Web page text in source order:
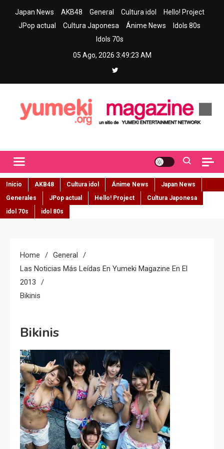
Japan News AKB48 General Cultura idol
Hello! Project
JPop actual
Cultura Japonesa Ánime News
Idols 80s
Idols 70s
05 Ago, 2026 3:49:24 AM
Inicio AKB48 Cultura idol Ánime News
Japan News
Generales
JPop actual Hello! Project
Cultura Japonesa
idol 70s
idol 80s
Home
General
Las Noticias Más Leídas En Yumeki Magazine En El
2013
Bikinis
Bikinis